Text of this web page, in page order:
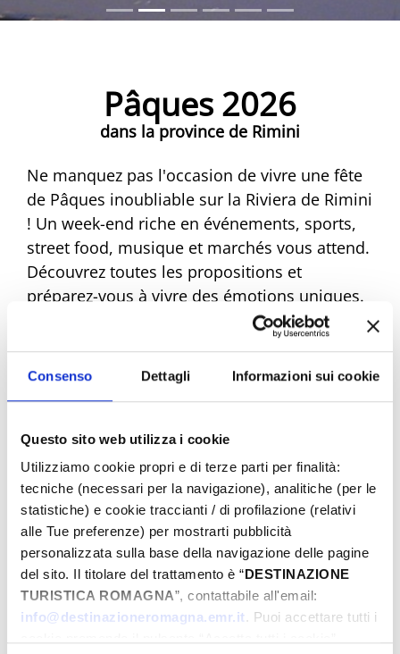
Consenso Dettagli Informazioni sui cookie
Questo sito web utilizza i cookie
Utilizziamo cookie propri e di terze parti per finalità:
tecniche (necessari per la navigazione), analitiche (per le
statistiche) e cookie traccianti / di profilazione (relativi
alle Tue preferenze) per mostrarti pubblicità
personalizzata sulla base della navigazione delle pagine
del sito. Il titolare del trattamento è “DESTINAZIONE
TURISTICA ROMAGNA”, contattabile all'email:
info@destinazioneromagna.emr.it. Puoi accettare tutti i
Pâques 2026
dans la province de Rimini
Ne manquez pas l'occasion de vivre une fête
de Pâques inoubliable sur la Riviera de Rimini
! Un week-end riche en événements, sports,
street food, musique et marchés vous attend.
Découvrez toutes les propositions et
préparez-vous à vivre des émotions uniques.
Réservez dès maintenant votre Pâques de
Du
Au